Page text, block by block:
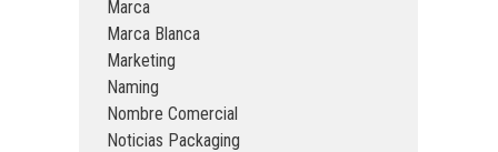
Marca
Marca Blanca
Marketing
Naming
Nombre Comercial
Noticias Packaging